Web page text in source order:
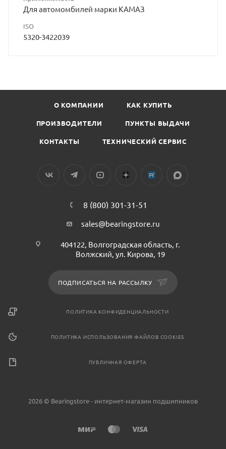
Для автомомбилей марки КАМАЗ
ISO
5320-3422039
О КОМПАНИИ КАК КУПИТЬ
ПРОИЗВОДИТЕЛИ ПУНКТЫ ВЫДАЧИ
КОНТАКТЫ ТЕХНИЧЕСКИЙ СЕРВИС
8 (800) 301-31-51
sales@bearingstore.ru
404122, Волгоградская область, г.
Волжский, ул. Кирова, 19
ПОДПИСАТЬСЯ НА РАССЫЛКУ
ПОЛИТИКА КОНФИДЕНЦИАЛЬНОСТИ
ПОЛИТИКА ИСПОЛЬЗОВАНИЯ ФАЙЛОВ COOKIES
ПУБЛИЧНАЯ ОФЕРТА
2026 © Bearingstore - интернет-магазин подшипников